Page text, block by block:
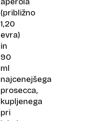
(približno
1,20
evra)
in
90
ml
najcenejšega
prosecca,
kupljenega
pri